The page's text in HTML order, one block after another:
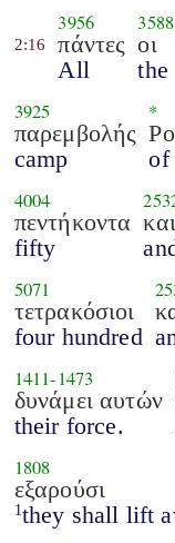
2:16
3956
πάντες
All
3588
οι
the
3925
παρεμβολής
camp
*
of
4004
πεντήκοντα
fifty
και
5071
τετρακόσιοι
four hundred
1411-1473
δυνάμει αυτών
their force.
1808
εξαρούσι
1 they shall lift